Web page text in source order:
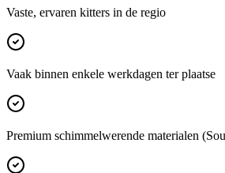
Vaste, ervaren kitters in de regio
Vaak binnen enkele werkdagen ter plaatse
Premium schimmelwerende materialen